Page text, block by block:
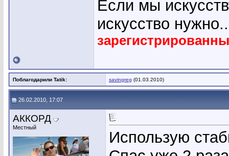
Если мы
искусство
Поблагодарили Tatik: savingreg (01.03.2010)
26.02.2010, 17:07
АККОРД
Местный
Использую